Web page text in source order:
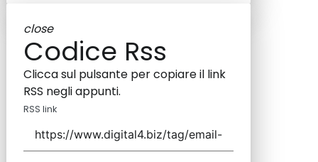
close
Codice Rss
Clicca sul pulsante per copiare il link
RSS negli appunti.
RSS link